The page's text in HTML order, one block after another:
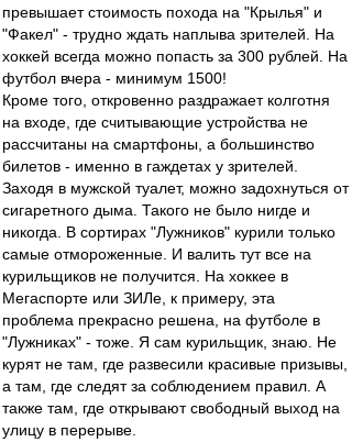
превышает стоимость похода на "Крылья" и
"Факел" - трудно ждать наплыва зрителей. На
хоккей всегда можно попасть за 300 рублей. На
футбол вчера - минимум 1500!
Кроме того, откровенно раздражает колготня
на входе, где считывающие устройства не
рассчитаны на смартфоны, а большинство
билетов - именно в гаждетах у зрителей.
Заходя в мужской туалет, можно задохнуться от
сигаретного дыма. Такого не было нигде и
никогда. В сортирах "Лужников" курили только
самые отмороженные. И валить тут все на
курильщиков не получится. На хоккее в
Мегаспорте или ЗИЛе, к примеру, эта
проблема прекрасно решена, на футболе в
"Лужниках" - тоже. Я сам курильщик, знаю. Не
курят не там, где развесили красивые призывы,
а там, где следят за соблюдением правил. А
также там, где открывают свободный выход на
улицу в перерыве.